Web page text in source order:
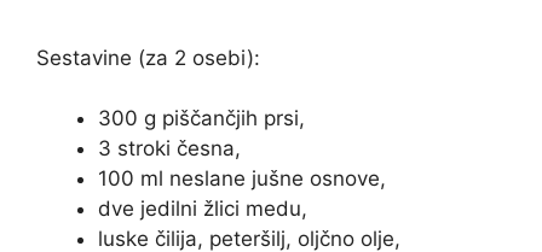
Sestavine (za 2 osebi):
300 g piščančjih prsi,
3 stroki česna,
100 ml neslane jušne osnove,
dve jedilni žlici medu,
luske čilija, peteršilj, oljčno olje,